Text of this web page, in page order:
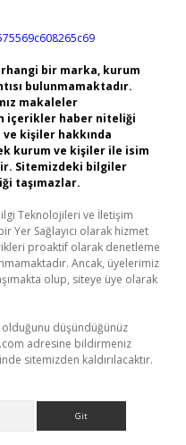
bir marka, kurum
bulunmamaktadır.
makaleler
içerikler haber niteliği
kişiler hakkında
kurum ve kişiler ile isim
Sitemizdeki bilgiler
taşımazlar.
Teknolojileri ve İletişim
Yer Sağlayıcı olarak hizmet
proaktif olarak denetleme
Ancak, üyelerimiz
olup, siteye üye olarak
olduğunu düşündüğünüz
adresine bildirmeniz
sitemizden kaldırılacaktır.